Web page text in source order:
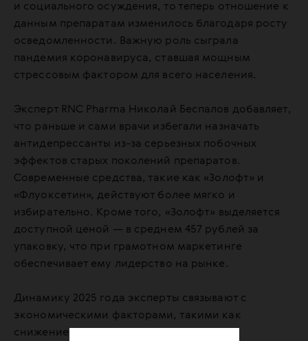
и социального осуждения, то теперь отношение к
данным препаратам изменилось благодаря росту
осведомленности. Важную роль сыграла
пандемия коронавируса, ставшая мощным
стрессовым фактором для всего населения.
Эксперт RNC Pharma Николай Беспалов добавляет,
что раньше и сами врачи избегали назначать
антидепрессанты из-за серьезных побочных
эффектов старых поколений препаратов.
Современные средства, такие как «Золофт» и
«Флуоксетин», действуют более мягко и
избирательно. Кроме того, «Золофт» выделяется
доступной ценой — в среднем 457 рублей за
упаковку, что при грамотном маркетинге
обеспечивает ему лидерство на рынке.
Динамику 2025 года эксперты связывают с
экономическими факторами, такими как
снижением доходов и высокой